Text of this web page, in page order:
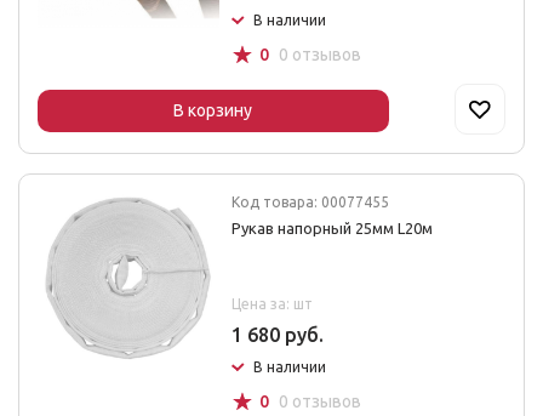
В наличии
☆ 0 0 отзывов
В корзину
Код товара: 00077455
Рукав напорный 25мм L20м
Цена за: шт
1 680 руб.
В наличии
☆ 0 0 отзывов